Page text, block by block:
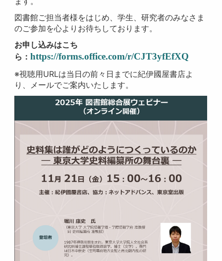
図書館ご担当者様をはじめ、学生、研究者のみなさま
のご参加を心よりお待ちしております。
お申し込みはこち
ら：https://forms.office.com/r/CJT3yfEfXQ
※視聴用URLは当日の前々日までに紀伊國屋書店よ
り、メールでご案内いたします。